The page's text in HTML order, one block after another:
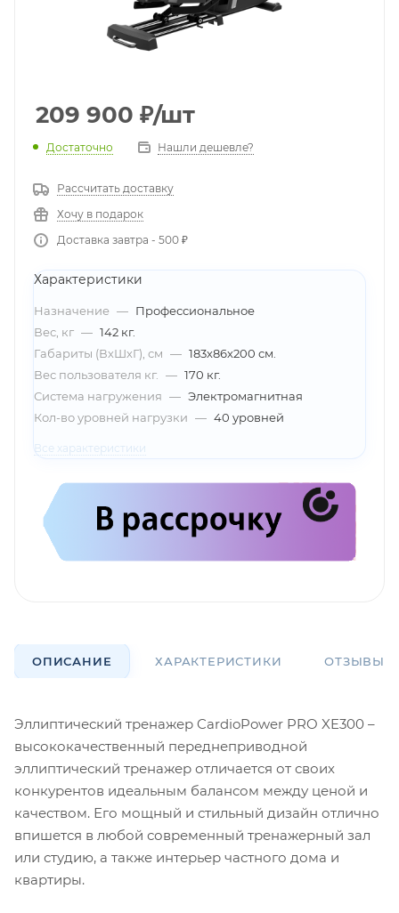
209 900 ₽/шт
Достаточно Нашли дешевле?
Рассчитать доставку
Хочу в подарок
Доставка завтра - 500 ₽
Характеристики
Назначение — Профессиональное
Вес, кг — 142 кг.
Габариты (ВхШхГ), см — 183х86х200 см.
Вес пользователя кг. — 170 кг.
Система нагружения — Электромагнитная
Кол-во уровней нагрузки — 40 уровней
Все характеристики
ОПИСАНИЕ ХАРАКТЕРИСТИКИ ОТЗЫВЫ
Эллиптический тренажер CardioPower PRO XE300 –
высококачественный переднеприводной
эллиптический тренажер отличается от своих
конкурентов идеальным балансом между ценой и
качеством. Его мощный и стильный дизайн отлично
впишется в любой современный тренажерный зал
или студию, а также интерьер частного дома и
квартиры.